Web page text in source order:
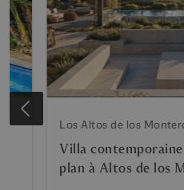
Los Altos de los
Villa
plan à Altos de los